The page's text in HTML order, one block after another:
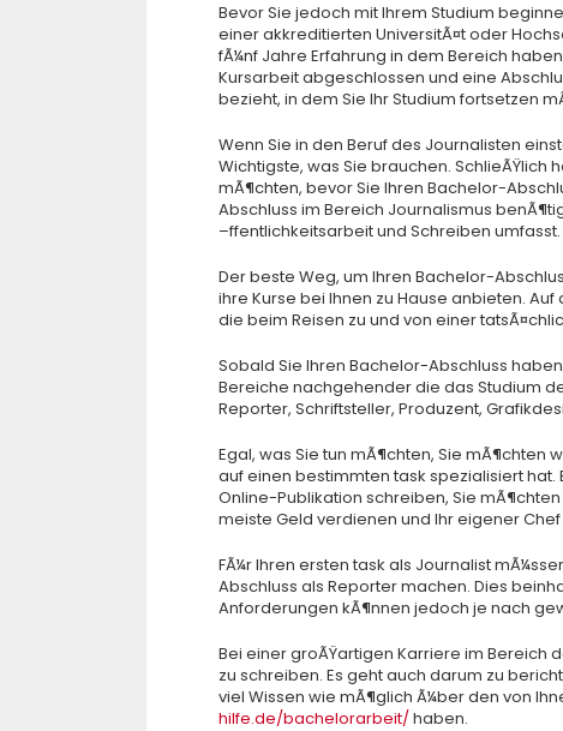
Bevor Sie jedoch mit Ihrem Studium
einer akkreditierten UniversitÃ¤t oder
fÃ¼nf Jahre Erfahrung in dem Bereich
Kursarbeit abgeschlossen und eine
bezieht, in dem Sie Ihr Studium fortsetzen
Wenn Sie in den Beruf des Journalisten
Wichtigste, was Sie brauchen. SchlieÃŸlich
mÃ¶chten, bevor Sie Ihren Bachelor-
Abschluss im Bereich Journalismus
–ffentlichkeitsarbeit und Schreiben umfasst.
Der beste Weg, um Ihren Bachelor-
ihre Kurse bei Ihnen zu Hause anbieten.
die beim Reisen zu und von einer
Sobald Sie Ihren Bachelor-Abschluss
Bereiche nachgehender die das Studium
Reporter, Schriftsteller, Produzent,
Egal, was Sie tun mÃ¶chten, Sie mÃ¶chten
auf einen bestimmten task spezialisiert hat.
Online-Publikation schreiben, Sie
meiste Geld verdienen und Ihr eigener Chef
FÃ¼r Ihren ersten task als Journalist
Abschluss als Reporter machen. Dies
Anforderungen kÃ¶nnen jedoch je nach
Bei einer groÃŸartigen Karriere im Bereich
zu schreiben. Es geht auch darum zu
viel Wissen wie mÃ¶glich Ã¼ber den von
hilfe.de/bachelorarbeit/haben.